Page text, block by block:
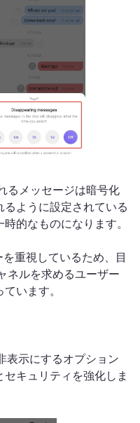
るメッセージは暗号化
ように設定されている
的なものになります。
重視しているため、目
ネルを求めるユーザー
います。
表示にするオプション
キュリティを強化しま